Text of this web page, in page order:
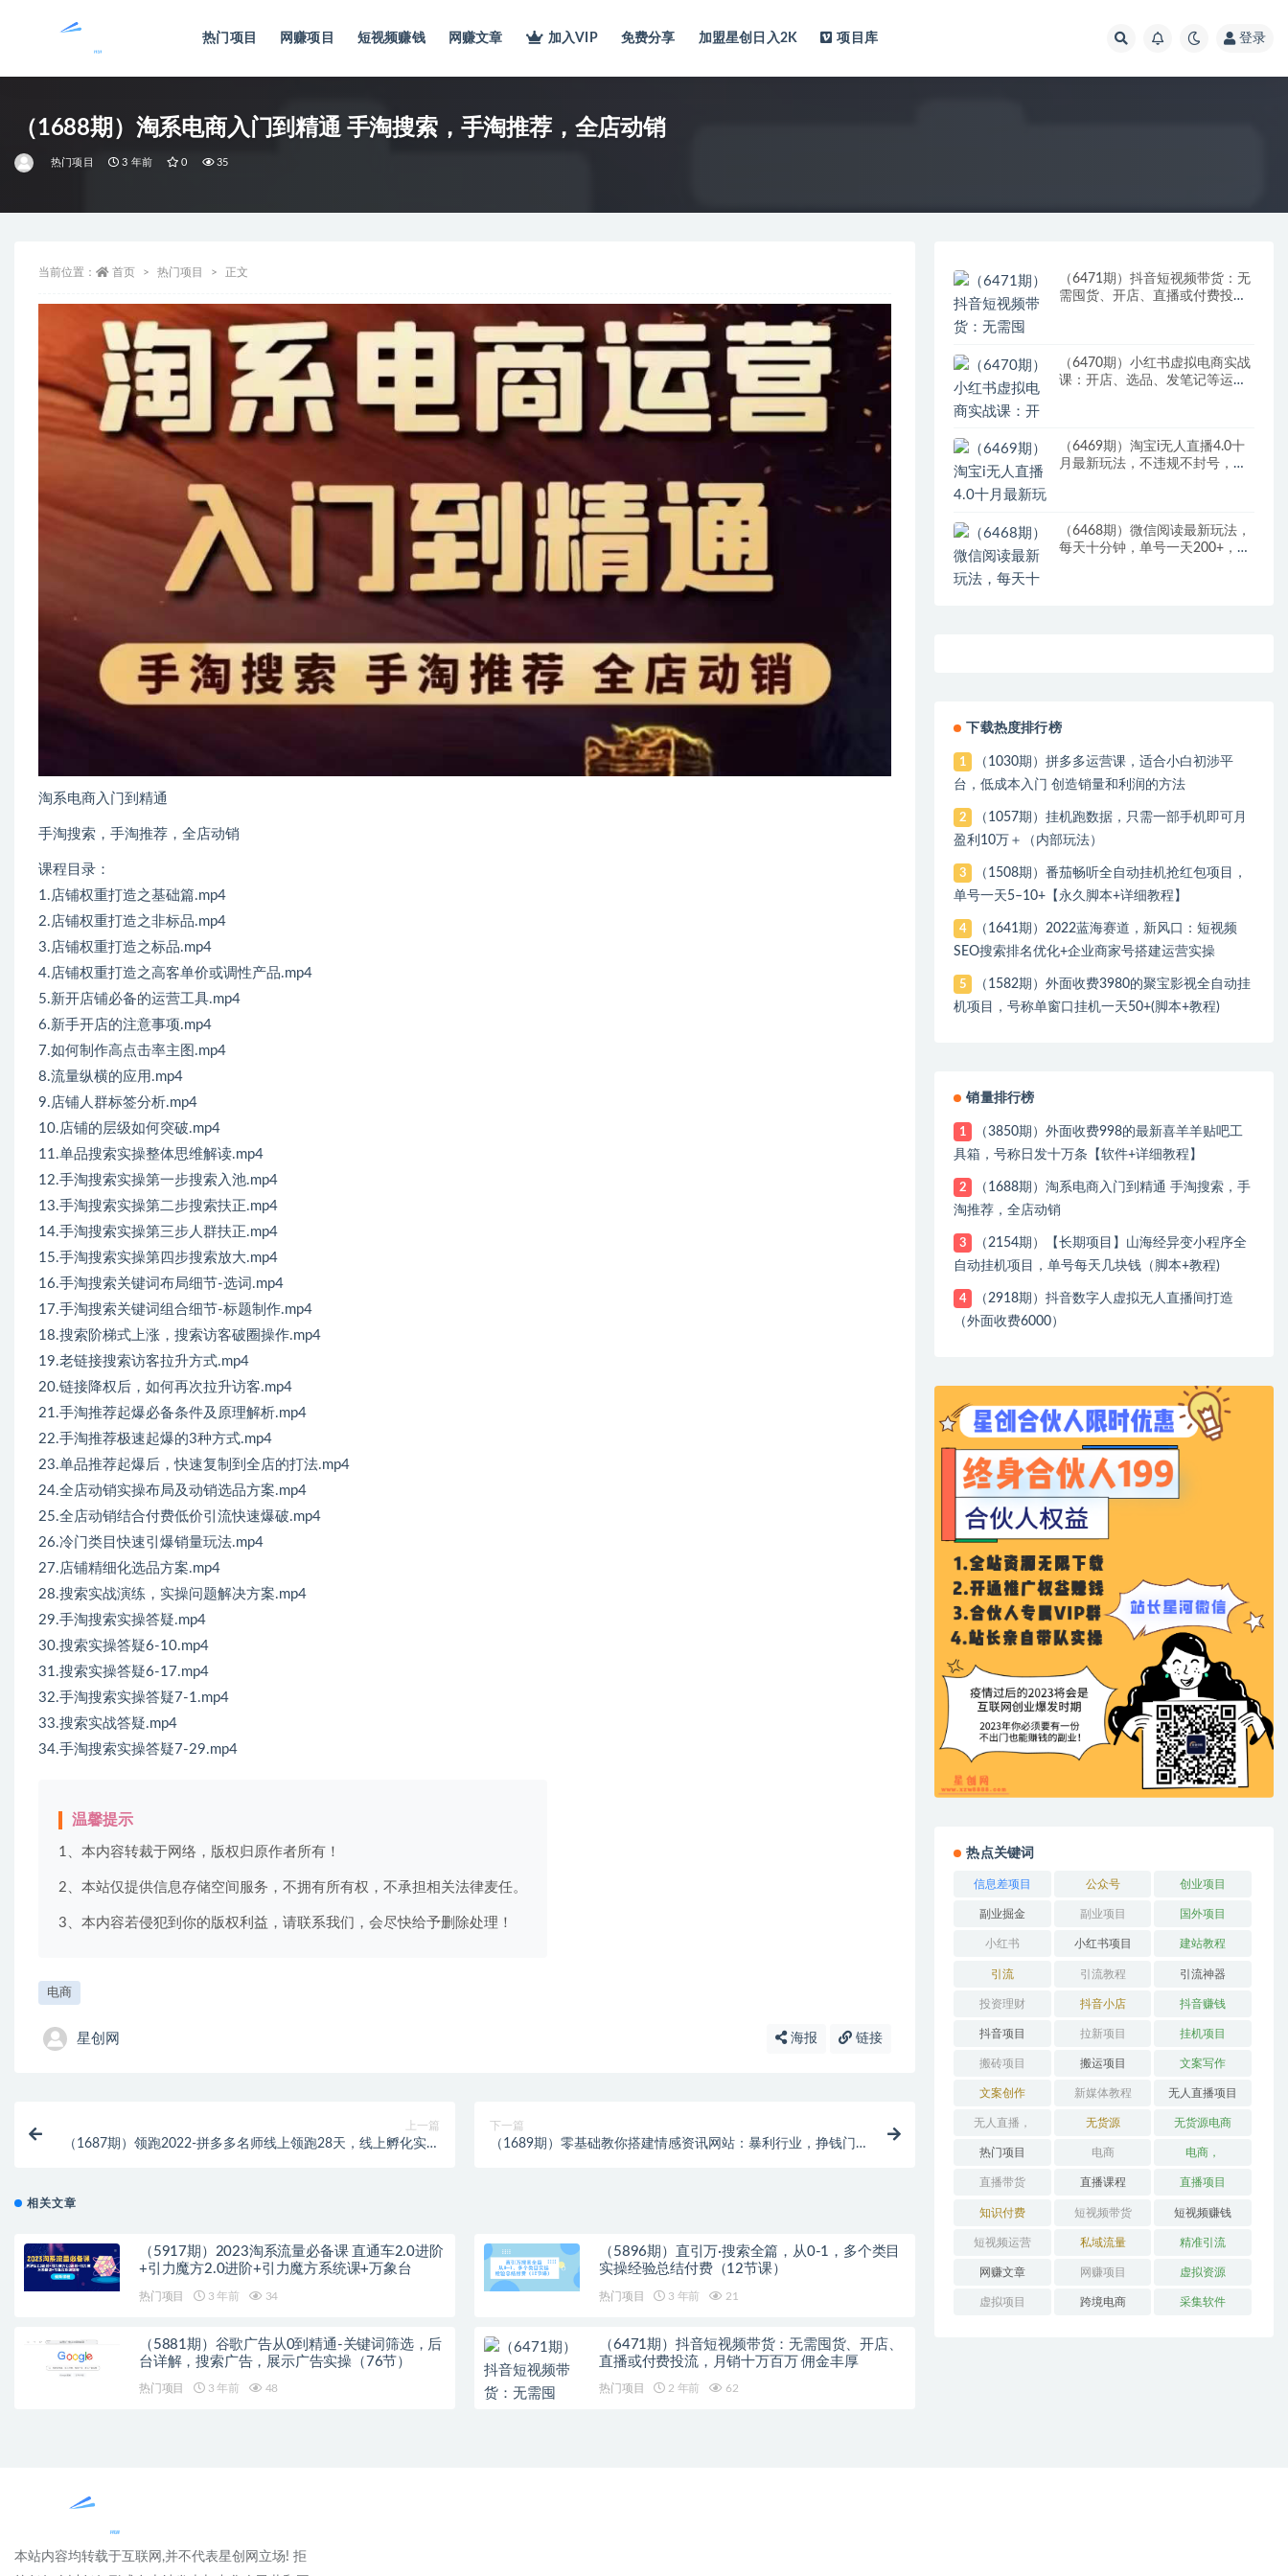
热门项目 网赚项目 短视频赚钱 网赚文章 加入VIP 免费分享 加盟星创日入2K 项目库 登录
（1688期）淘系电商入门到精通 手淘搜索，手淘推荐，全店动销
热门项目 3 年前 0 35
当前位置： 首页 热门项目 正文
淘系电商入门到精通
手淘搜索，手淘推荐，全店动销
课程目录：
1.店铺权重打造之基础篇.mp4
2.店铺权重打造之非标品.mp4
3.店铺权重打造之标品.mp4
4.店铺权重打造之高客单价或调性产品.mp4
5.新开店铺必备的运营工具.mp4
6.新手开店的注意事项.mp4
7.如何制作高点击率主图.mp4
8.流量纵横的应用.mp4
9.店铺人群标签分析.mp4
10.店铺的层级如何突破.mp4
11.单品搜索实操整体思维解读.mp4
12.手淘搜索实操第一步搜索入池.mp4
13.手淘搜索实操第二步搜索扶正.mp4
14.手淘搜索实操第三步人群扶正.mp4
15.手淘搜索实操第四步搜索放大.mp4
16.手淘搜索关键词布局细节-选词.mp4
17.手淘搜索关键词组合细节-标题制作.mp4
18.搜索阶梯式上涨，搜索访客破圈操作.mp4
19.老链接搜索访客拉升方式.mp4
20.链接降权后，如何再次拉升访客.mp4
21.手淘推荐起爆必备条件及原理解析.mp4
22.手淘推荐极速起爆的3种方式.mp4
23.单品推荐起爆后，快速复制到全店的打法.mp4
24.全店动销实操布局及动销选品方案.mp4
25.全店动销结合付费低价引流快速爆破.mp4
26.冷门类目快速引爆销量玩法.mp4
27.店铺精细化选品方案.mp4
28.搜索实战演练，实操问题解决方案.mp4
29.手淘搜索实操答疑.mp4
30.搜索实操答疑6-10.mp4
31.搜索实操答疑6-17.mp4
32.手淘搜索实操答疑7-1.mp4
33.搜索实战答疑.mp4
34.手淘搜索实操答疑7-29.mp4
温馨提示
1、本内容转裁于网络，版权归原作者所有！
2、本站仅提供信息存储空间服务，不拥有所有权，不承担相关法律麦任。
3、本内容若侵犯到你的版权利益，请联系我们，会尽快给予删除处理！
电商
星创网 海报 链接
上一篇
（1687期）领跑2022-拼多多名师线上领跑28天，线上孵化实战
下一篇
（1689期）零基础教你搭建情感资讯网站：暴利行业，挣钱门道
相关文章
（5917期）2023淘系流量必备课 直通车2.0进阶
+引力魔方2.0进阶+引力魔方系统课+万象台
热门项目 3 年前 34
（5896期）直引万·搜索全篇，从0-1，多个类目
实操经验总结付费（12节课）
热门项目 3 年前 21
（5881期）谷歌广告从0到精通-关键词筛选，后
台详解，搜索广告，展示广告实操（76节）
热门项目 3 年前 48
（6471期）抖音短视频带货：无需囤货、开店、
直播或付费投流，月销十万百万 佣金丰厚
热门项目 2 年前 62
（6471期）抖音短视频带货：无
需囤货、开店、直播或付费投
（6470期）小红书虚拟电商实战
课：开店、选品、发笔记等运营
（6469期）淘宝i无人直播4.0十
月最新玩法，不违规不封号，完
（6468期）微信阅读最新玩法，
每天十分钟，单号一天200+，简
下载热度排行榜
1
（1030期）拼多多运营课，适合小白初涉平
台，低成本入门 创造销量和利润的方法
2
（1057期）挂机跑数据，只需一部手机即可月
盈利10万＋（内部玩法）
3
（1508期）番茄畅听全自动挂机抢红包项目，
单号一天5–10+【永久脚本+详细教程】
4
（1641期）2022蓝海赛道，新风口：短视频
SEO搜索排名优化+企业商家号搭建运营实操
5
（1582期）外面收费3980的聚宝影视全自动挂
机项目，号称单窗口挂机一天50+(脚本+教程)
销量排行榜
1
（3850期）外面收费998的最新喜羊羊贴吧工
具箱，号称日发十万条【软件+详细教程】
2
（1688期）淘系电商入门到精通 手淘搜索，手
淘推荐，全店动销
3
（2154期）【长期项目】山海经异变小程序全
自动挂机项目，单号每天几块钱（脚本+教程)
4
（2918期）抖音数字人虚拟无人直播间打造
（外面收费6000）
热点关键词
信息差项目 公众号 创业项目
副业掘金 副业项目 国外项目
小红书 小红书项目 建站教程
引流 引流教程 引流神器
投资理财 抖音小店 抖音赚钱
抖音项目 拉新项目 挂机项目
搬砖项目 搬运项目 文案写作
文案创作 新媒体教程 无人直播项目
无人直播， 无货源 无货源电商
热门项目 电商 电商，
直播带货 直播课程 直播项目
知识付费 短视频带货 短视频赚钱
短视频运营 私域流量 精准引流
网赚文章 网赚项目 虚拟资源
虚拟项目 跨境电商 采集软件
本站内容均转载于互联网,并不代表星创网立场! 拒